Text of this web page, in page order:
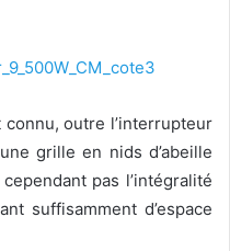
outre l’interrupteur
grille en nids d’abeille
pas l’intégralité
suffisamment d’espace